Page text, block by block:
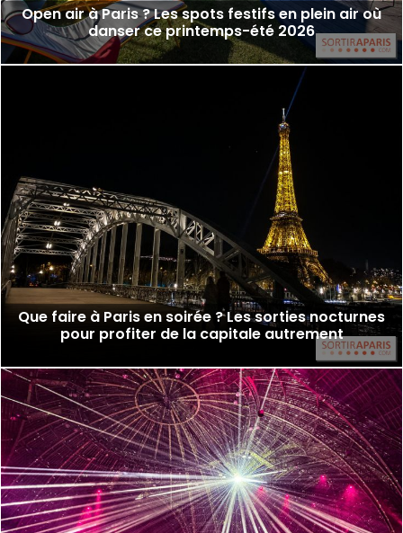
Open air à Paris ? Les spots festifs en plein air où
danser ce printemps-été 2026
Que faire à Paris en soirée ? Les sorties nocturnes
pour profiter de la capitale autrement